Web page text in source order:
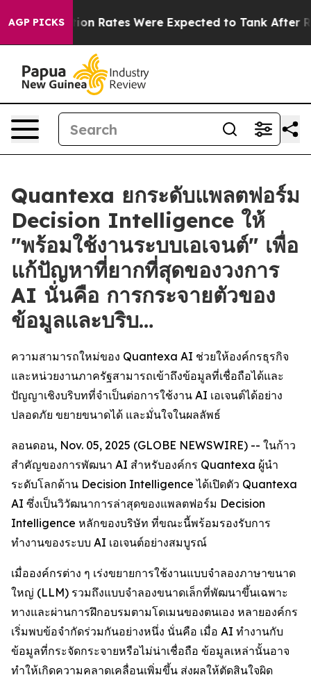
AGP PICKS
Abortion Rates Were Expected to Tank After Roe
Quantexa ยกระดับแพลตฟอร์ม
Decision Intelligence ให้
"พร้อมใช้งานระบบเอเจนต์" เพื่อ
แก้ปัญหาที่ยากที่สุดของวงการ
AI นั่นคือ การกระจายตัวของ
ข้อมูลและบริบ…
ความสามารถใหม่ของ Quantexa AI ช่วยให้องค์กรธุรกิจ
และหน่วยงานภาครัฐสามารถเข้าถึงข้อมูลที่เชื่อถือได้และ
ปัญญาเชิงบริบทที่จำเป็นต่อการใช้งาน AI เอเจนต์ได้อย่าง
ปลอดภัย ขยายขนาดได้ และมั่นใจในผลลัพธ์
ลอนดอน, Nov. 05, 2025 (GLOBE NEWSWIRE) -- ในก้าว
สำคัญของการพัฒนา AI สำหรับองค์กร Quantexa ผู้นำ
ระดับโลกด้าน Decision Intelligence ได้เปิดตัว Quantexa
AI ซึ่งเป็นวิวัฒนาการล่าสุดของแพลตฟอร์ม Decision
Intelligence หลักของบริษัท ที่ขณะนี้พร้อมรองรับการ
ทำงานของระบบ AI เอเจนต์อย่างสมบูรณ์
เมื่อองค์กรต่าง ๆ เร่งขยายการใช้งานแบบจำลองภาษาขนาด
ใหญ่ (LLM) รวมถึงแบบจำลองขนาดเล็กที่พัฒนาขึ้นเฉพาะ
ทางและผ่านการฝึกอบรมตามโดเมนของตนเอง หลายองค์กร
เริ่มพบข้อจำกัดร่วมกันอย่างหนึ่ง นั่นคือ เมื่อ AI ทำงานกับ
ข้อมูลที่กระจัดกระจายหรือไม่น่าเชื่อถือ ข้อมูลเหล่านั้นอาจ
ทำให้เกิดความคลาดเคลื่อนเพิ่มขึ้น ส่งผลให้ตัดสินใจผิด